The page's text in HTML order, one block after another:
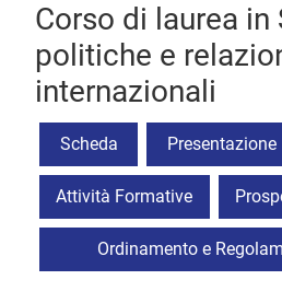
Corso di laurea in
politiche e
internazionali
Scheda Presentazione
Attività Formative
Ordinamento e